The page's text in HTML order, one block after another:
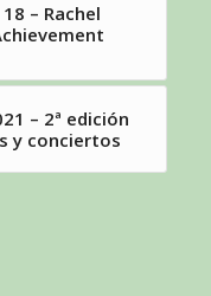
– Rachel
– 2ª edición
y conciertos